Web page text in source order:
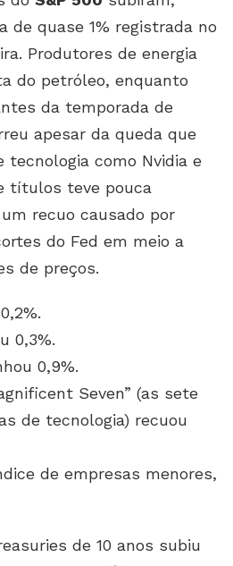
de quase 1% registrada no
Produtores de energia
do petróleo, enquanto
da temporada de
apesar da queda que
tecnologia como Nvidia e
títulos teve pouca
recuo causado por
do Fed em meio a
de preços.
0,3%.
0,9%.
Seven” (as sete
de tecnologia) recuou
de empresas menores,
de 10 anos subiu